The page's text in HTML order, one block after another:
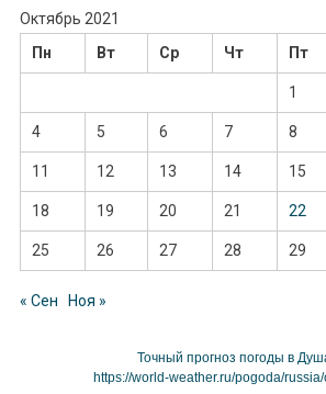
Октябрь 2021
Пн
Вт Ср Чт Пт
1
4 5 6 7 8
11 12 13 14 15
18 19 20 21 22
25 26 27 28 29
« Сен Ноя »
Точный прогноз погоды в
https://world-weather.ru/pogoda/